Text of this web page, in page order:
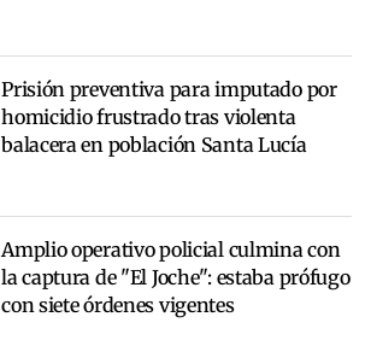
Prisión preventiva para imputado por
homicidio frustrado tras violenta
balacera en población Santa Lucía
Amplio operativo policial culmina con
la captura de "El Joche": estaba prófugo
con siete órdenes vigentes